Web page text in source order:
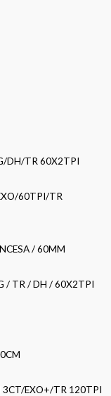
DH/TR 60X2TPI
60TPI/TR
/ 60MM
/ TR / DH / 60X2TPI
3CT/EXO+/TR 120TPI